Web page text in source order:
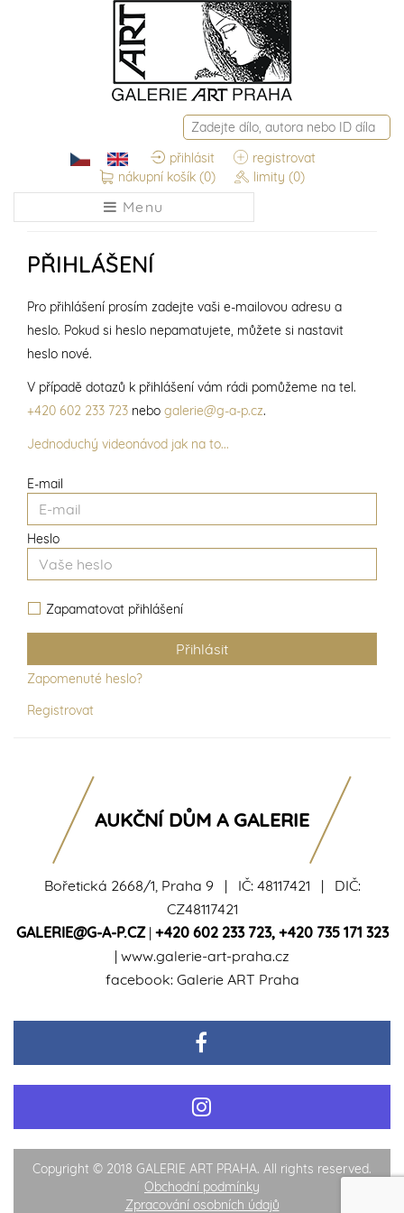
přihlásit
registrovat
nákupní košík (0) limity (0)
Menu
PŘIHLÁŠENÍ
E-mail
Heslo
Zapamatovat přihlášení
Zapomenuté heslo?
Registrovat
Pro přihlášení prosím zadejte vaši e-mailovou adresu a
heslo. Pokud si heslo nepamatujete, můžete si nastavit
heslo nové.
V případě dotazů k přihlášení vám rádi pomůžeme na tel.
+420 602 233 723 nebo galerie@g-a-p.cz.
Jednoduchý videonávod jak na to...
Bořetická 2668/1, Praha 9 | IČ: 48117421 | DIČ:
CZ48117421
GALERIE@G-A-P.CZ| +420 602 233 723, +420 735 171 323
| www.galerie-art-praha.cz
facebook: Galerie ART Praha
AUKČNÍ DŮM A GALERIE
Copyright © 2018 GALERIE ART PRAHA. All rights reserved.
Obchodní podmínky
Zpracování osobních údajů